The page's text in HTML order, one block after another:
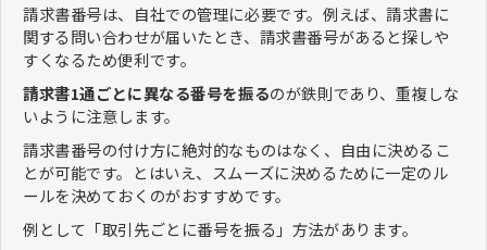
請求書番号は、自社での管理に必要です。例えば、請求書に
関する問い合わせが届いたとき、請求書番号があると探しや
すくなるため便利です。
請求書1通ごとに異なる番号を振るのが鉄則であり、重複しな
いように注意します。
請求書番号の付け方に絶対的なものはなく、自由に決めるこ
とが可能です。とはいえ、スムーズに決めるために一定のル
ールを決めておくのがおすすめです。
例として「取引先ごとに番号を振る」方法があります。